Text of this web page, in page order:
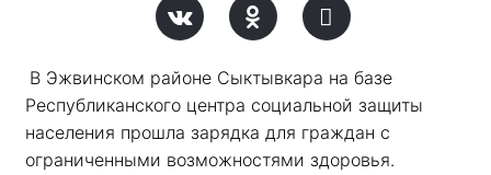
В Эжвинском районе Сыктывкара на базе
Республиканского центра социальной защиты
населения прошла зарядка для граждан с
ограниченными возможностями здоровья.